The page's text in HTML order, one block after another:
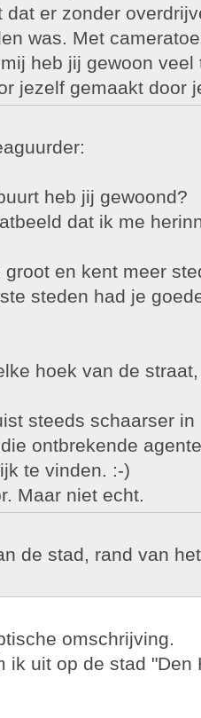
dat er zonder
was. Met
heb jij gewoon veel
jezelf gemaakt door
heb jij gewoond?
dat ik me
en kent meer
steden had je
hoek van de
steeds schaarser
ontbrekende
te vinden. :-)
Maar niet echt.
de stad, rand van
omschrijving.
ik uit op de stad "Den